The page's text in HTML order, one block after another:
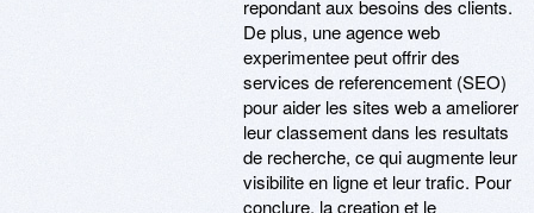
repondant aux besoins des clients.
De plus, une agence web
experimentee peut offrir des
services de referencement (SEO)
pour aider les sites web a ameliorer
leur classement dans les resultats
de recherche, ce qui augmente leur
visibilite en ligne et leur trafic. Pour
conclure, la creation et le